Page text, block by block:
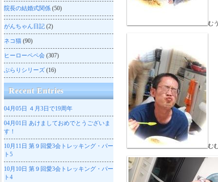
む
む
院長の結婚式関係 (50)
がんちゃん日記 (2)
ネコ猫 (90)
ヒーローペペ会 (307)
ぶらりシリーズ (16)
Recent Entries
04月05日 ４月3日で19周年
04月01日 あけましておめでとうございま
す！
10月11日 第９回愛3会トレッキング・パー
ト5
10月10日 第９回愛3会トレッキング・パー
ト4